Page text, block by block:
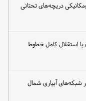
دریچه‌های تحتانی
استقلال کامل خطوط
آب زراعی کشت‌های تابستانه ۱۴۰۵ در شبکه‌های آبیاری شمال